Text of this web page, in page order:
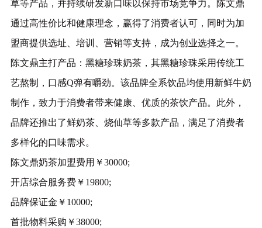
草等产品，并持续研发新口味以保持市场竞争力。‌陈文鼎
通过高性价比和健康理念，赢得了消费者认可，同时为加
盟商提供选址、培训、营销等支持，成为创业选择之一。‌
陈文鼎主打产品：黑糖珍珠奶茶，其黑糖珍珠采用传统工
艺熬制，口感Q弹有嚼劲。该品牌全系饮品均使用新鲜牛奶
制作，致力于消费者带来健康、优质的茶饮产品。此外，
品牌还推出了鲜奶茶、烧仙草等多款产品，满足了消费者
多样化的口味需求。
陈文鼎奶茶加盟费用￥30000;
开店综合服务费￥19800;
品牌保证金￥10000;
首批物料采购￥38000;